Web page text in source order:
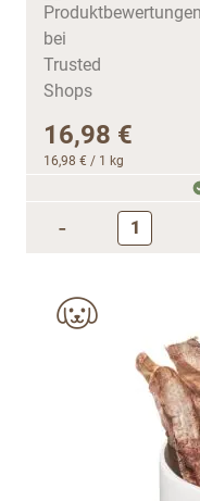
16,98 €
16,98 € / 1 kg
-